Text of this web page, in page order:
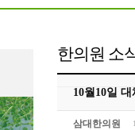
한의원 소
10월10일
삼대한의원